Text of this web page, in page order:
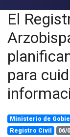
El
para
Ministerio de
Registro Civil
06/